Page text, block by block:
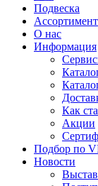
Подвеска
Ассортимент
О нас
Информация
Как
Акции
Подбор по
Новости